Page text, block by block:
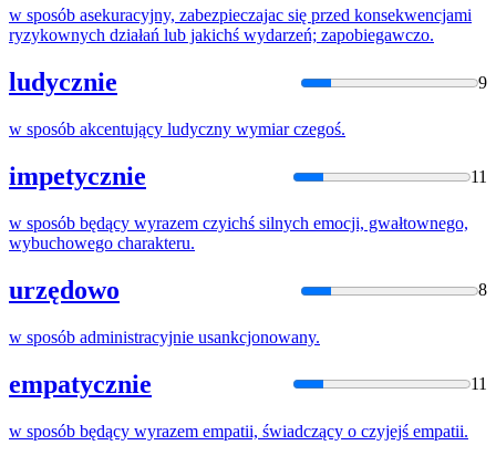
w sposób asekuracyjny, zabezpieczajac się przed konsekwencjami
ryzykownych działań lub jakichś wydarzeń; zapobiegawczo.
ludycznie 9
w sposób akcentujący ludyczny wymiar czegoś.
impetycznie 11
w sposób będący wyrazem czyichś silnych emocji, gwałtownego,
wybuchowego charakteru.
urzędowo 8
w sposób administracyjnie usankcjonowany.
empatycznie 11
w sposób będący wyrazem empatii, świadczący o czyjejś empatii.